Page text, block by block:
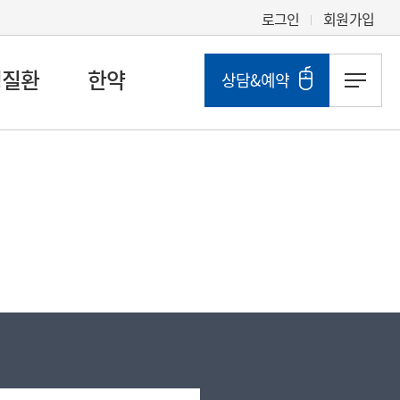
로그인 회원가입
환 한약 상담&예약